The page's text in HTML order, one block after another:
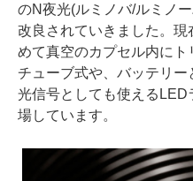
のN夜光(ルミノバ/ルミノ
改良されていきました。
めて真空のカプセル内に
チューブ式や、バッテリー
光信号としても使える
場しています。